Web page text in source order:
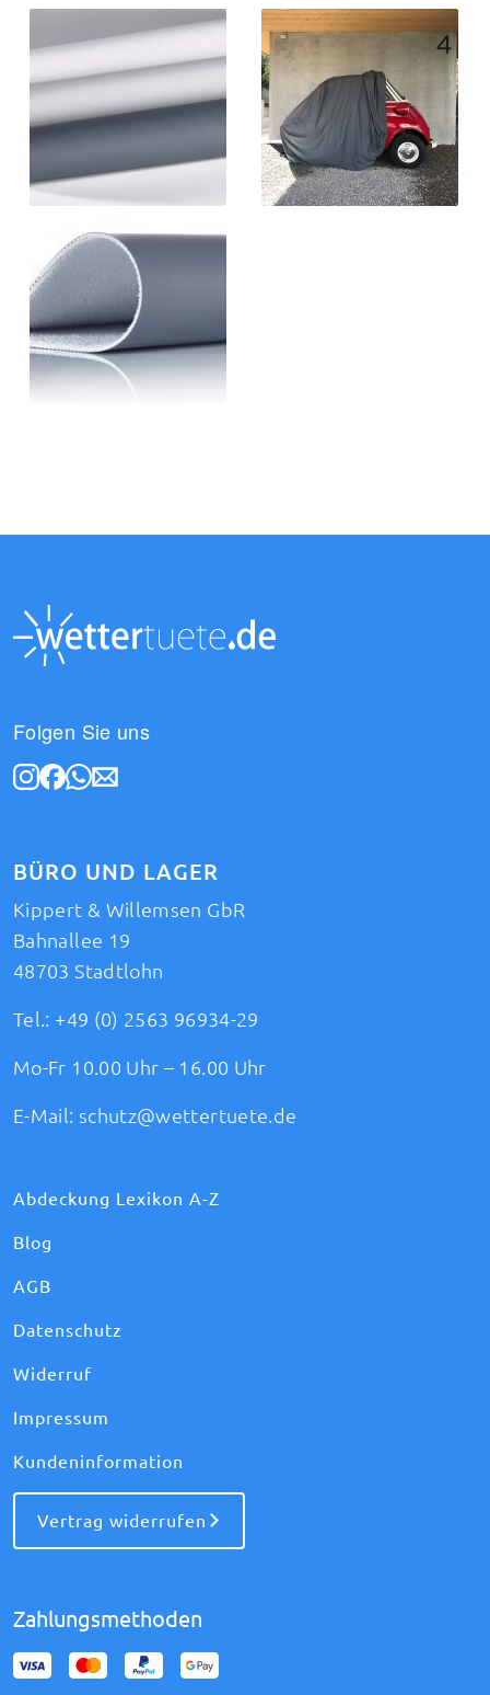
Folgen Sie uns
BÜRO UND LAGER
Kippert & Willemsen GbR
Bahnallee 19
48703 Stadtlohn
Tel.: +49 (0) 2563 96934-29
Mo-Fr 10.00 Uhr – 16.00 Uhr
E-Mail: schutz@wettertuete.de
Abdeckung Lexikon A-Z
Blog
AGB
Datenschutz
Widerruf
Impressum
Kundeninformation
Vertrag widerrufen
Zahlungsmethoden